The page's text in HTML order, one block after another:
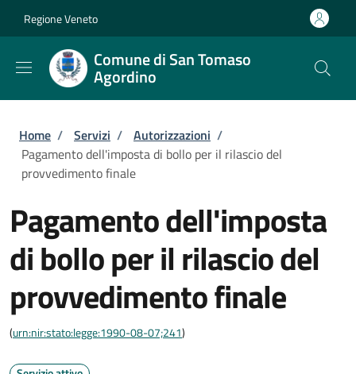
Regione Veneto
Comune di San Tomaso
Agordino
Briciole di pane
Home / Servizi / Autorizzazioni /
Pagamento dell'imposta di bollo per il rilascio del
provvedimento finale
Pagamento dell'imposta
di bollo per il rilascio del
provvedimento finale
(urn:nir:stato:legge:1990-08-07;241)